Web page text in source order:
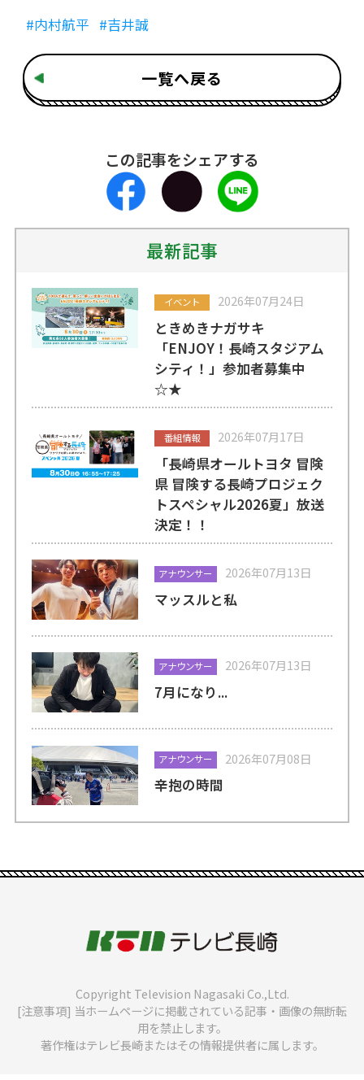
#内村航平 #吉井誠
一覧へ戻る
この記事をシェアする
最新記事
イベント 2026年07月24日
ときめきナガサキ
「ENJOY！長崎スタジアム
シティ！」参加者募集中
☆★
番組情報 2026年07月17日
「長崎県オールトヨタ 冒険
県 冒険する長崎プロジェク
トスペシャル2026夏」放送
決定！！
アナウンサー 2026年07月13日
マッスルと私
アナウンサー 2026年07月13日
7月になり...
アナウンサー 2026年07月08日
辛抱の時間
Copyright Television Nagasaki Co.,Ltd.
[注意事項] 当ホームページに掲載されている記事・画像の無断転
用を禁止します。
著作権はテレビ長崎またはその情報提供者に属します。